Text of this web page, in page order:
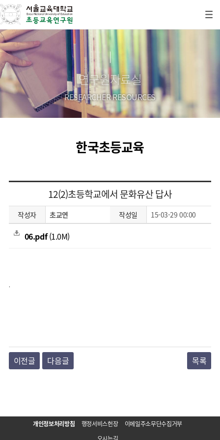
연구원자료실
RESEARCHER RESOURCES
한국초등교육
12(2)초등학교에서 문화유산 답사
작성자 초교연 작성일 15-03-29 00:00
06.pdf(1.0M)
.
이전글 다음글 목록
개인정보처리방침 행정서비스헌장
이메일주소무단수집거부